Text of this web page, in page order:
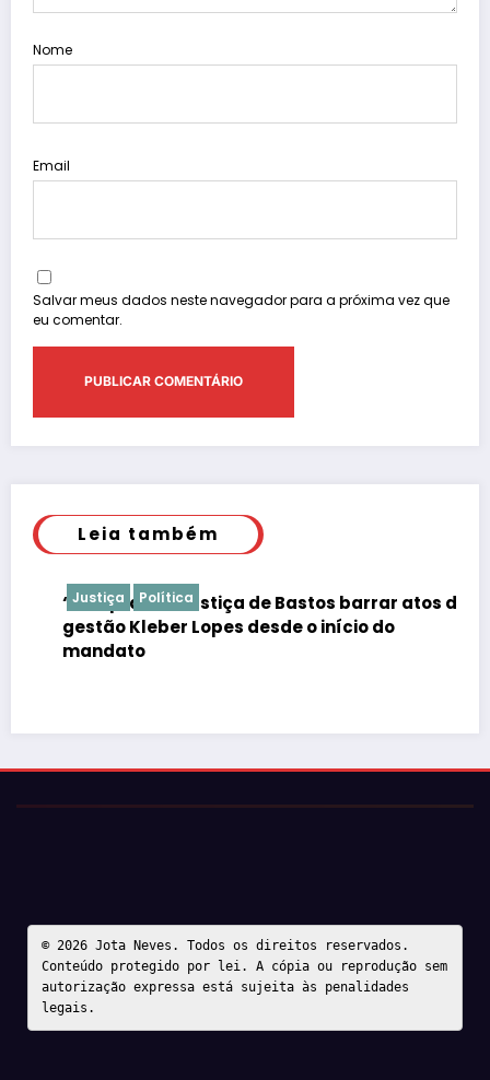
Nome
Email
Salvar meus dados neste navegador para a próxima vez que
eu comentar.
Leia também
Justiça Política
“É de praxe”: Justiça de Bastos barrar atos da
gestão Kleber Lopes desde o início do
mandato
© 2026 Jota Neves. Todos os direitos reservados.
Conteúdo protegido por lei. A cópia ou reprodução sem
autorização expressa está sujeita às penalidades
legais.